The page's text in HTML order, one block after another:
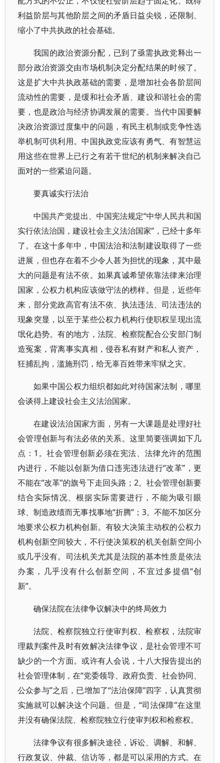
利益阶层与其他阶层之间的矛盾日益尖锐，还限制、
缩小了中共执政的社会基础。
我国的政治资源分配，已到了亟需执政党释出一
部分政治资源交由市场机制决定分配结果的时候了。
这是扩大中共执政基础的需要，是增加社会各阶层间
流动性的需要，是缓和社会矛盾、建设和谐社会的需
要，也是政治与经济协调发展的需要。当代中国要解
决政治资源过度集中的问题，有民主机制或竞争性选
举机制可供利用。中国执政党应该有勇气、有智慧运
用这些在世界上已行之有若干世纪的机制来解决自己
面对的一些紧迫问题。
要真诚实行法治
中国共产党提出、中国宪法规定“中华人民共和国
实行依法治国，建设社会主义法治国家”，已经十多年
了。在这十多年中，中国法治和法制建设取得了一些
进展，但也存在着不少令人甚为担忧的现象，其中最
大的问题是有法不依。如果真诚希望依靠法律来治理
国家，公权力机构应该做守法的榜样。但是，近些年
来，部分党政高官有法不依、执法违法、司法违法的
现象突显，以至于某些公权力机构行使职权呈现出流
氓化趋势。有的地方，法院、检察院配合公安部门制
造冤案，背离事实真相，侵吞私有财产和私人资产，
狂捕乱拘，滥施刑罚，给无辜百姓带来牢狱之灾。
如果中国公权力组织都如此对待国家法制，哪里
会谈得上建设社会主义法治国家。
在建设法治国家方面，另有一大课题是处理好社
会管理创新与有法必依的关系。这里简要强调如下几
点：1。社会管理创新必须在宪法、法律允许的范围
内进行，不能以创新为借口违宪违法进行“改革”，更
不能在“改革”的旗号下走回头路；2。社会管理创新要
结合实际情况、根据实际需要进行，不能为吸引眼
球、制造政绩而无事找事地“折腾”；3。不能不加区分
地要求公权力机构创新。有较大决策主动权的公权力
机构创新空间较大，不行使决策权的机关创新空间小
或几乎没有。司法机关尤其是法院的基本性质是依法
办案，几乎没有什么创新空间，不宜过多提倡“创
新”。
确保法院在法律争议解决中的终局效力
法院、检察院独立行使审判权、检察权，法院审
理裁判案件及时有效解决法律争议，是社会管理不可
缺少的一个方面。或许有人会说，十八大报告提出的
社会管理体制，在“党委领导、政府负责、社会协同、
公众参与”之后，已增加了“法治保障”四字，认真贯彻
实施就可以解决这个问题。但是，“司法保障”在这里
并没有确保法院、检察院独立行使审判权和检察权。
法律争议有很多解决途径，诉讼、调解、和解、
行政复议、仲裁、信访等，都是可以采用的方式。在